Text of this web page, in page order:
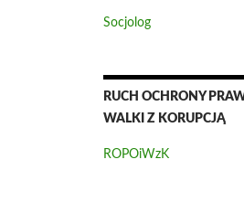
Socjolog
RUCH OCHRONY
WALKI Z KORUPCJĄ
ROPOiWzK